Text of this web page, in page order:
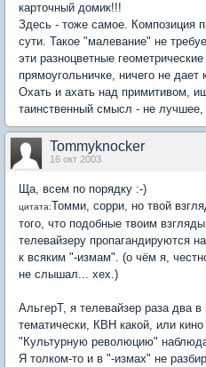
карточный домик!!!
Здесь - тоже самое. Композиция
сути. Такое "малевание" не
эти разноцветные
прямоугольничке, ничего не дает
Охать и ахать над примитивом,
таинственный смысл - не лучшее,
Tommyknocker
16 окт 2003
Ща, всем по порядку :-)
цитата:Томми, сорри, но твой
того, что подобные твоим
телевайзеру пропагандируются
к всяким "-измам". (о чём я,
не слышал... хех.)
АльгерТ, я телевайзер раза два
тематически, КВН какой, или
"Культурную революцию"
Я толком-то и в "-измах" не